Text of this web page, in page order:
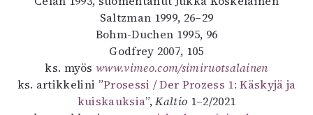
Saltzman 1999, 26–29
Bohm-Duchen 1995, 96
Godfrey 2007, 105
ks. myöswww.vimeo.com/simiruotsalainen
ks. artikkelini ”Prosessi / Der Prozess 1: Käskyjä ja
kuiskauksia”,Kaltio 1–2/2021